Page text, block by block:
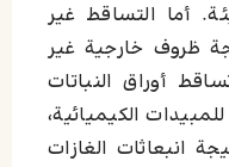
أما التساقط غير
ظروف خارجية غير
أوراق النباتات
الكيميائية،
انبعاثات الغازات